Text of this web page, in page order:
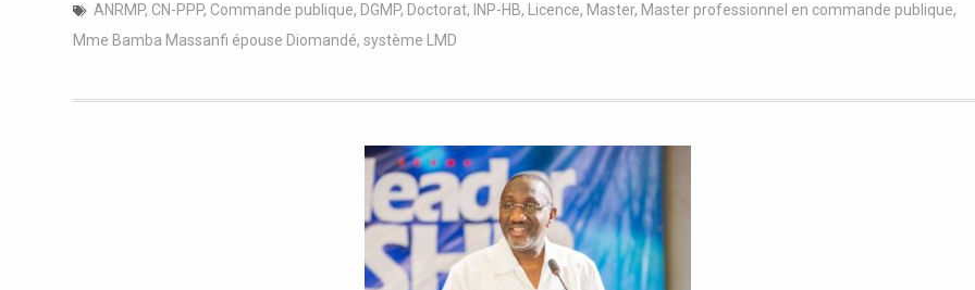
ANRMP, CN-PPP, Commande publique, DGMP, Doctorat, INP-HB, Licence, Master, Master professionnel en commande publique,
Mme Bamba Massanfi épouse Diomandé, système LMD